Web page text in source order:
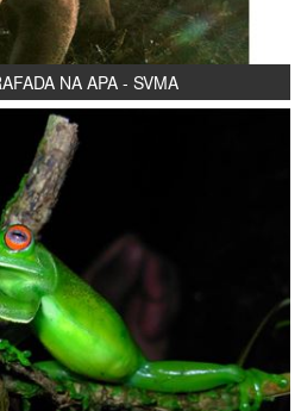
NA APA - SVMA